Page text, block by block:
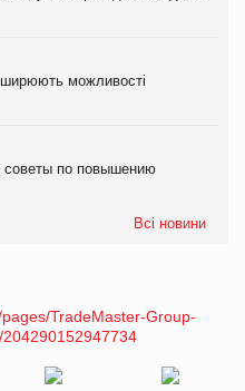
можливості
по повышению
Всі новини